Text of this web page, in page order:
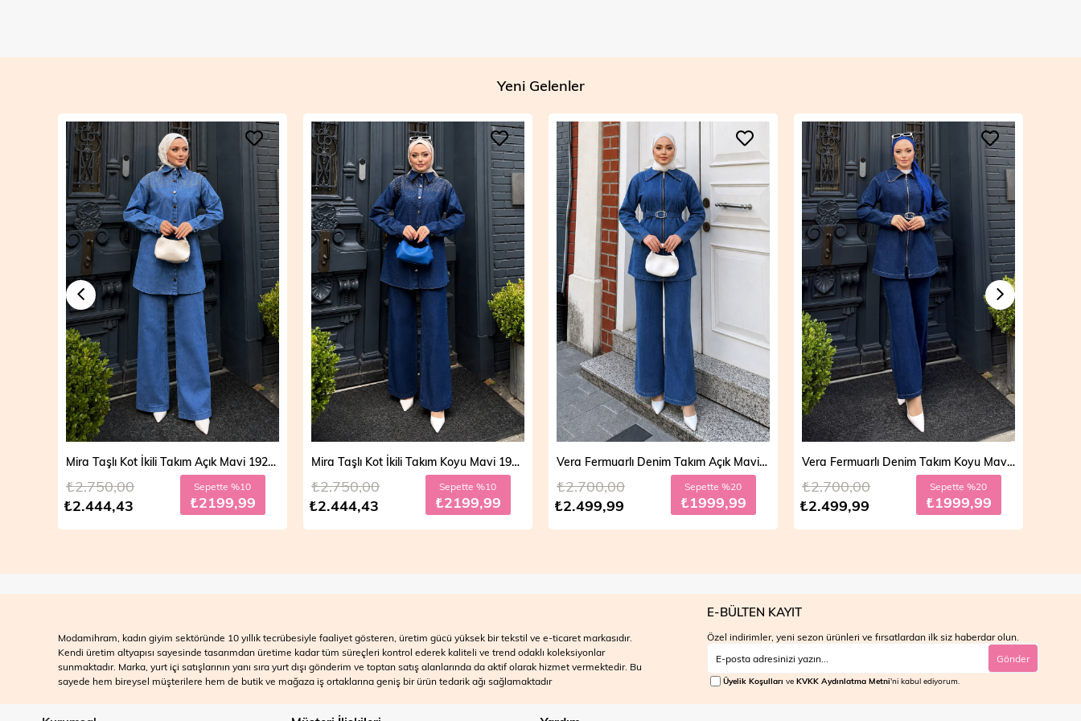
Yeni Gelenler
Mira Taşlı Kot İkili Takım Koyu Mavi 19286
₺2.444,43
₺2.750,00 Sepette %10
₺2199,99
Vera Fermuarlı Denim Takım Açık Mavi 19298
₺2.499,99
₺2.700,00 Sepette %20
₺1999,99
Vera Fermuarlı Denim Takım Koyu Mavi 19298
₺2.499,99
₺2.700,00 Sepette %20
₺1999,99
Mila Çift Düğmeli Kot Trençkot Açık Mavi 19290
₺3.999,99
₺4.700,00 Sepette %30
₺2799,99
Modamihram, kadın giyim sektöründe 10 yıllık tecrübesiyle faaliyet gösteren, üretim gücü yüksek bir tekstil ve e-ticaret markasıdır.
Kendi üretim altyapısı sayesinde tasarımdan üretime kadar tüm süreçleri kontrol ederek kaliteli ve trend odaklı koleksiyonlar
sunmaktadır. Marka, yurt içi satışlarının yanı sıra yurt dışı gönderim ve toptan satış alanlarında da aktif olarak hizmet vermektedir. Bu
sayede hem bireysel müşterilere hem de butik ve mağaza iş ortaklarına geniş bir ürün tedarik ağı sağlamaktadır
E-BÜLTEN KAYIT
Özel indirimler, yeni sezon ürünleri ve fırsatlardan ilk siz haberdar olun.
Gönder
Üyelik Koşulları ve KVKK Aydınlatma Metni'ni kabul ediyorum.